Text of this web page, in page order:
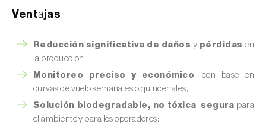
Ventajas
Reducción significativa de daños y pérdidas en
la producción;
Monitoreo preciso y económico , con base en
curvas de vuelo semanales o quincenales;
Solución biodegradable, no tóxica segura para
el ambiente y para los operadores;